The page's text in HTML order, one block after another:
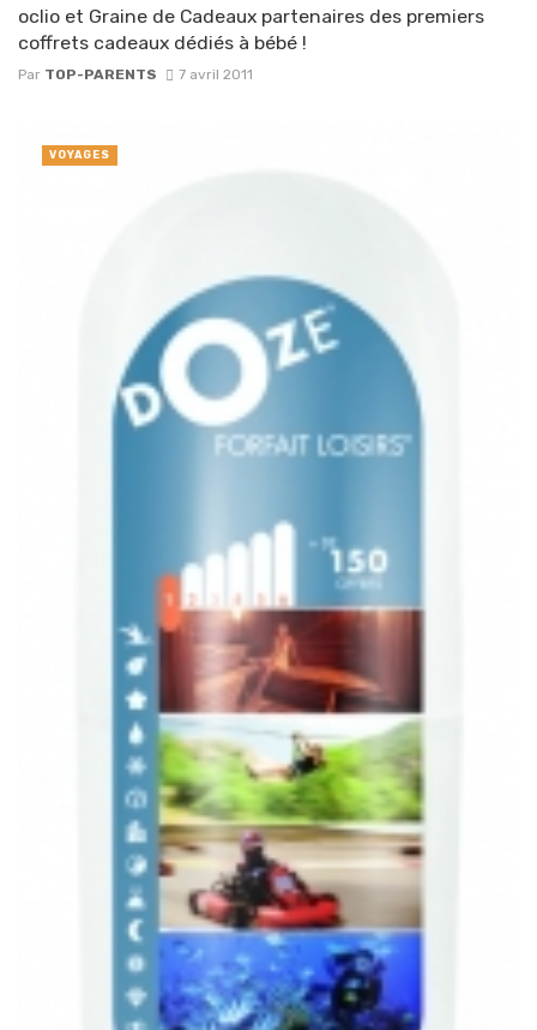
oclio et Graine de Cadeaux partenaires des premiers
coffrets cadeaux dédiés à bébé !
Par TOP-PARENTS 7 avril 2011
VOYAGES